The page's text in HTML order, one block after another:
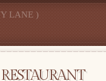
LANE )
RESTAURANT